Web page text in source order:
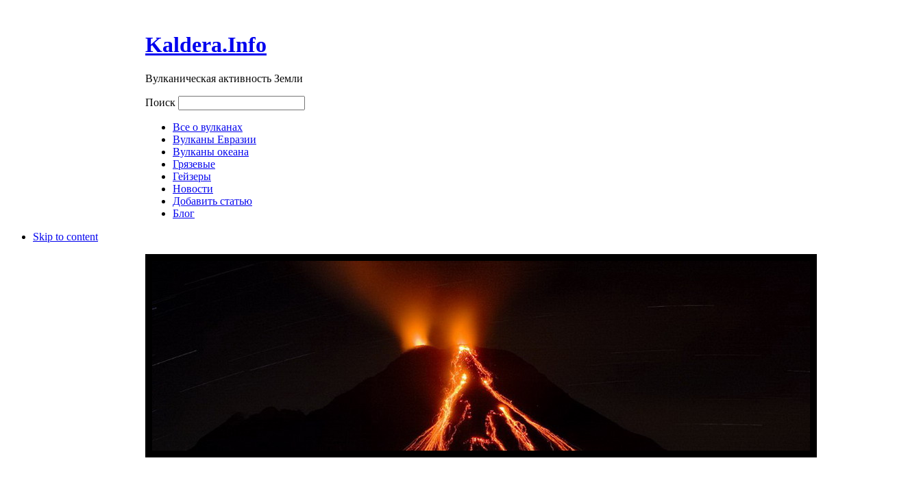
Kaldera.Info
Вулканическая активность Земли
Поиск
Все о вулканах
Вулканы Евразии
Вулканы океана
Грязевые
Гейзеры
Новости
Добавить статью
Блог
Skip to content